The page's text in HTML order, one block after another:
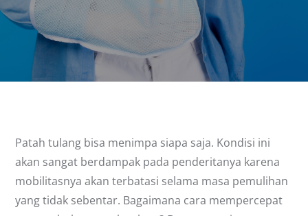
Patah tulang bisa menimpa siapa saja. Kondisi ini
akan sangat berdampak pada penderitanya karena
mobilitasnya akan terbatasi selama masa pemulihan
yang tidak sebentar. Bagaimana cara mempercepat